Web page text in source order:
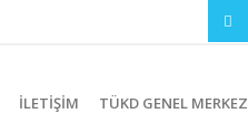
İLETIŞIM TÜKD GENEL MERKEZ